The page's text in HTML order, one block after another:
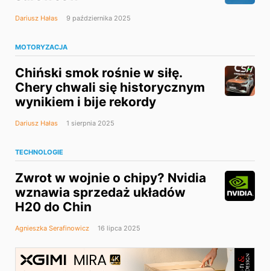
Dariusz Hałas 9 października 2025
MOTORYZACJA
Chiński smok rośnie w siłę.
Chery chwali się historycznym
wynikiem i bije rekordy
Dariusz Hałas 1 sierpnia 2025
TECHNOLOGIE
Zwrot w wojnie o chipy? Nvidia
wznawia sprzedaż układów
H20 do Chin
Agnieszka Serafinowicz 16 lipca 2025